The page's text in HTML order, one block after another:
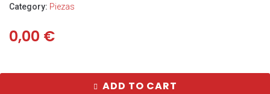
Category: Piezas
0,00 €
ADD TO CART